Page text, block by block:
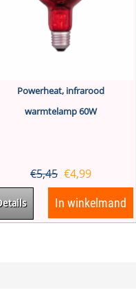
Powerheat, infrarood
warmtelamp 60W
€5,45 €4,99
In winkelmand